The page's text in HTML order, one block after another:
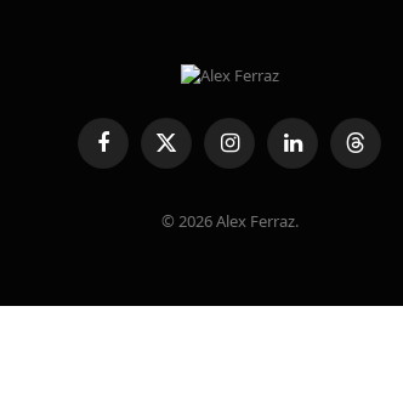
FacebookX
(Twitter)
InstagramLinkedInThreads
© 2026 Alex Ferraz.